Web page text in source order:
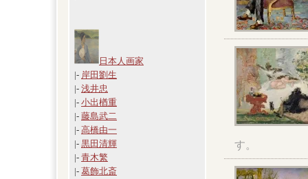
日本人画家
|- 岸田劉生
|- 浅井忠
|- 小出楢重
|- 藤島武二
|- 高橋由一
|- 黒田清輝
|- 青木繁
|- 葛飾北斎
す。